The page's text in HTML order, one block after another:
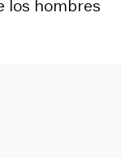
los hombres